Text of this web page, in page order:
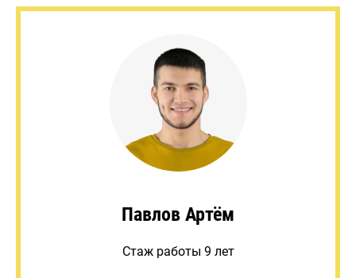
Павлов Артём
Стаж работы 9 лет